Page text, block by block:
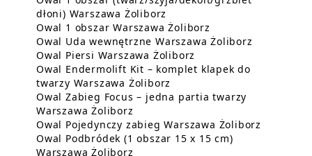
dłoni) Warszawa Żoliborz
Owal 1 obszar Warszawa Żoliborz
Owal Uda wewnętrzne Warszawa Żoliborz
Owal Piersi Warszawa Żoliborz
Owal Endermolift Kit – komplet klapek do
twarzy Warszawa Żoliborz
Owal Zabieg Focus – jedna partia twarzy
Warszawa Żoliborz
Owal Pojedynczy zabieg Warszawa Żoliborz
Owal Podbródek (1 obszar 15 x 15 cm)
Warszawa Żoliborz